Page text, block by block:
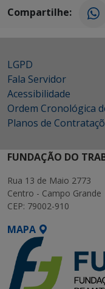
Compartilhe:
LGPD
Fala Servidor
Acessibilidade
Ordem Cronológica
Planos de
FUNDAÇÃO DO
Rua 13 de Maio 2773
Centro - Campo Grande
CEP: 79002-910
MAPA